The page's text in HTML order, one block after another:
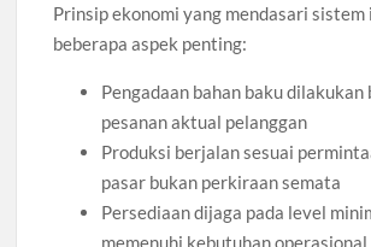
Prinsip ekonomi yang mendasari
beberapa aspek penting:
Pengadaan bahan baku
pesanan aktual pelanggan
Produksi berjalan sesuai
pasar bukan perkiraan semata
Persediaan dijaga pada level
memenuhi kebutuhan operasional